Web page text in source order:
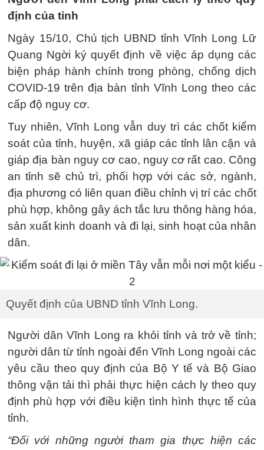
định của tỉnh
Ngày 15/10, Chủ tịch UBND tỉnh Vĩnh Long Lữ
Quang Ngời ký quyết định về việc áp dụng các
biện pháp hành chính trong phòng, chống dịch
COVID-19 trên địa bàn tỉnh Vĩnh Long theo các
cấp độ nguy cơ.
Tuy nhiên, Vĩnh Long vẫn duy trì các chốt kiểm
soát của tỉnh, huyện, xã giáp các tỉnh lân cận và
giáp địa bàn nguy cơ cao, nguy cơ rất cao. Công
an tỉnh sẽ chủ trì, phối hợp với các sở, ngành,
địa phương có liên quan điều chỉnh vị trí các chốt
phù hợp, không gây ách tắc lưu thông hàng hóa,
sản xuất kinh doanh và đi lại, sinh hoạt của nhân
dân.
Quyết định của UBND tỉnh Vĩnh Long.
Người dân Vĩnh Long ra khỏi tỉnh và trở về tỉnh;
người dân từ tỉnh ngoài đến Vĩnh Long ngoài các
yêu cầu theo quy định của Bộ Y tế và Bộ Giao
thông vận tải thì phải thực hiện cách ly theo quy
định phù hợp với điều kiện tình hình thực tế của
tỉnh.
“Đối với những người tham gia thực hiện các